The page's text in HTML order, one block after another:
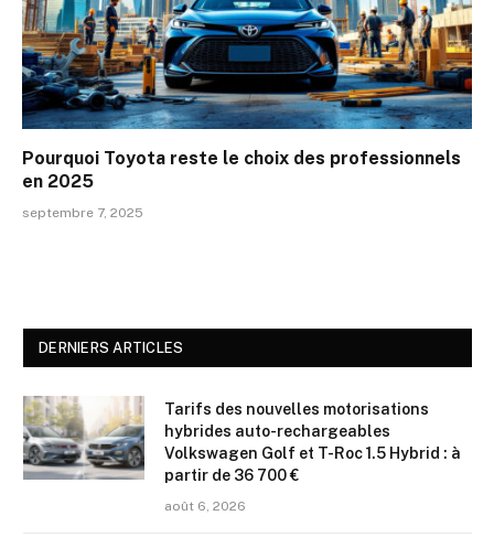
Pourquoi Toyota reste le choix des professionnels
en 2025
septembre 7, 2025
DERNIERS ARTICLES
Tarifs des nouvelles motorisations
hybrides auto-rechargeables
Volkswagen Golf et T-Roc 1.5 Hybrid : à
partir de 36 700 €
août 6, 2026